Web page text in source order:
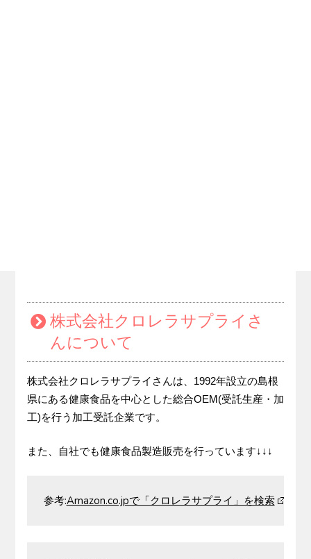
株式会社クロレラサプライさ
んについて
株式会社クロレラサプライさんは、1992年設立の島根
県にある健康食品を中心とした総合OEM(受託生産・加
工)を行う加工受託企業です。
また、自社でも健康食品製造販売を行っています↓↓↓
参考:Amazon.co.jpで「クロレラサプライ」を検索